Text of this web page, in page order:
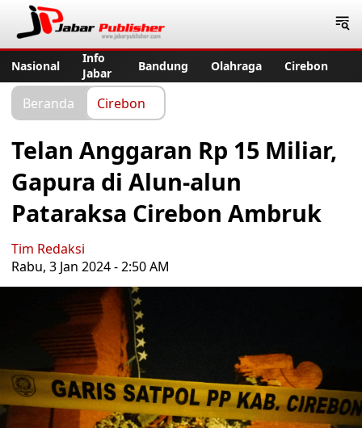
Nasional
Info
Jabar
Bandung Olahraga Cirebon
Beranda Cirebon
Telan Anggaran Rp 15 Miliar,
Gapura di Alun-alun
Pataraksa Cirebon Ambruk
Tim Redaksi
Rabu, 3 Jan 2024 - 2:50 AM